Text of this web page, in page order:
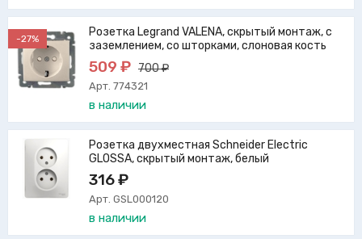
-27%
Розетка Legrand VALENA, скрытый монтаж, с
заземлением, со шторками, слоновая кость
509 ₽ 700 ₽
Арт. 774321
в наличии
Розетка двухместная Schneider Electric
GLOSSA, скрытый монтаж, белый
316 ₽
Арт. GSL000120
в наличии